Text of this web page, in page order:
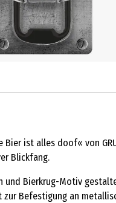
Bier ist alles doof« von
Blickfang.
und Bierkrug-Motiv
Befestigung an